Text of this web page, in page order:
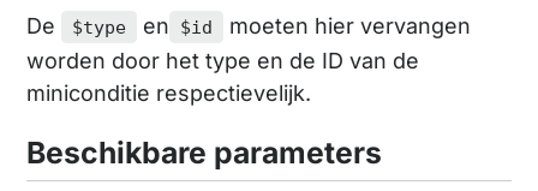
De $type en $id
moeten hier vervangen
worden door het type en de ID van de
miniconditie respectievelijk.
Beschikbare parameters